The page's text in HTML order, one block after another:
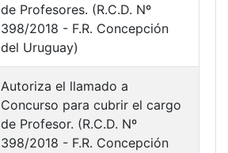
de Profesores. (R.C.D. Nº
398/2018 - F.R. Concepción
del Uruguay)
Autoriza el llamado a
Concurso para cubrir el cargo
de Profesor. (R.C.D. Nº
398/2018 - F.R. Concepción